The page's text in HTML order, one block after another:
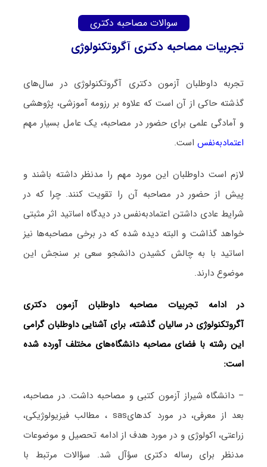
سوالات مصاحبه دکتری
تجربیات مصاحبه دکتری آگروتکنولوژی
تجربه داوطلبان آزمون دکتری آگروتکنولوژی در سال‌های
گذشته حاکی از آن است که علاوه بر رزومه آموزشی، پژوهشی
و آمادگی علمی برای حضور در مصاحبه، یک عامل بسیار مهم
اعتمادبه‌نفساست.
لازم است داوطلبان این مورد مهم را مدنظر داشته باشند و
پیش از حضور در مصاحبه آن را تقویت کنند. چرا که در
شرایط عادی داشتن اعتمادبه‌نفس در دیدگاه اساتید اثر مثبتی
خواهد گذاشت و البته دیده شده که در برخی مصاحبه‌ها نیز
اساتید با به چالش کشیدن دانشجو سعی بر سنجش این
موضوع دارند.
در ادامه تجربیات مصاحبه داوطلبان آزمون دکتری
آگروتکنولوژی در سالیان گذشته، برای آشنایی داوطلبان گرامی
این رشته با فضای مصاحبه دانشگاه‌های مختلف آورده شده
است:
– دانشگاه شیراز آزمون کتبی و مصاحبه داشت. در مصاحبه،
بعد از معرفی، در مورد کدهایsas ، مطالب فیزیولوژیکی،
زراعتی، اکولوژی و در مورد هدف از ادامه تحصیل و موضوعات
مدنظر برای رساله دکتری سؤآل شد. سؤالات مرتبط با